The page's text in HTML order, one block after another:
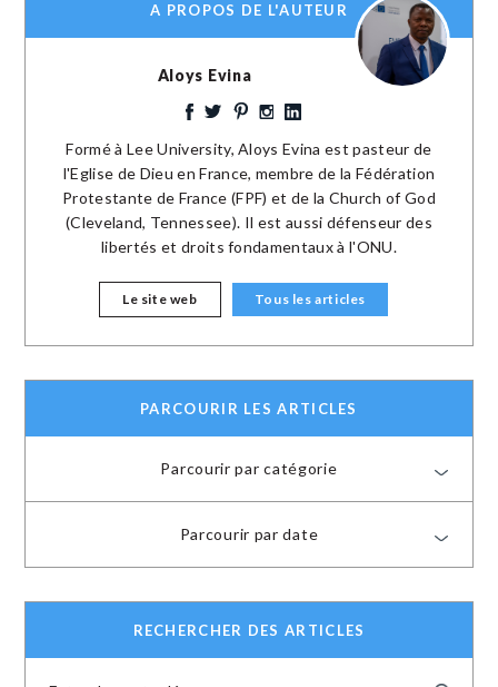
A PROPOS DE L'AUTEUR
Aloys Evina
Formé à Lee University, Aloys Evina est pasteur de
l'Eglise de Dieu en France, membre de la Fédération
Protestante de France (FPF) et de la Church of God
(Cleveland, Tennessee). Il est aussi défenseur des
libertés et droits fondamentaux à l'ONU.
Le site web Tous les articles
PARCOURIR LES ARTICLES
Parcourir par catégorie
Parcourir par date
RECHERCHER DES ARTICLES